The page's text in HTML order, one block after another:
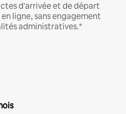
d'arrivée et de départ
ligne, sans engagement
administratives.*